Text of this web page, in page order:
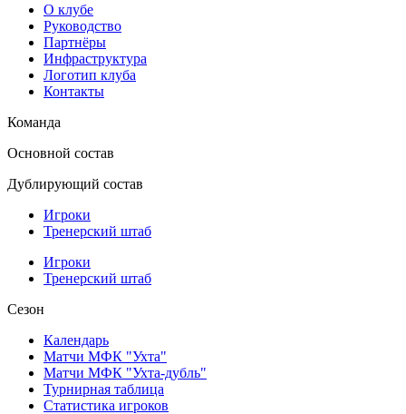
О клубе
Руководство
Партнёры
Инфраструктура
Логотип клуба
Контакты
Команда
Основной состав
Дублирующий состав
Игроки
Тренерский штаб
Игроки
Тренерский штаб
Сезон
Календарь
Матчи МФК "Ухта"
Матчи МФК "Ухта-дубль"
Турнирная таблица
Статистика игроков